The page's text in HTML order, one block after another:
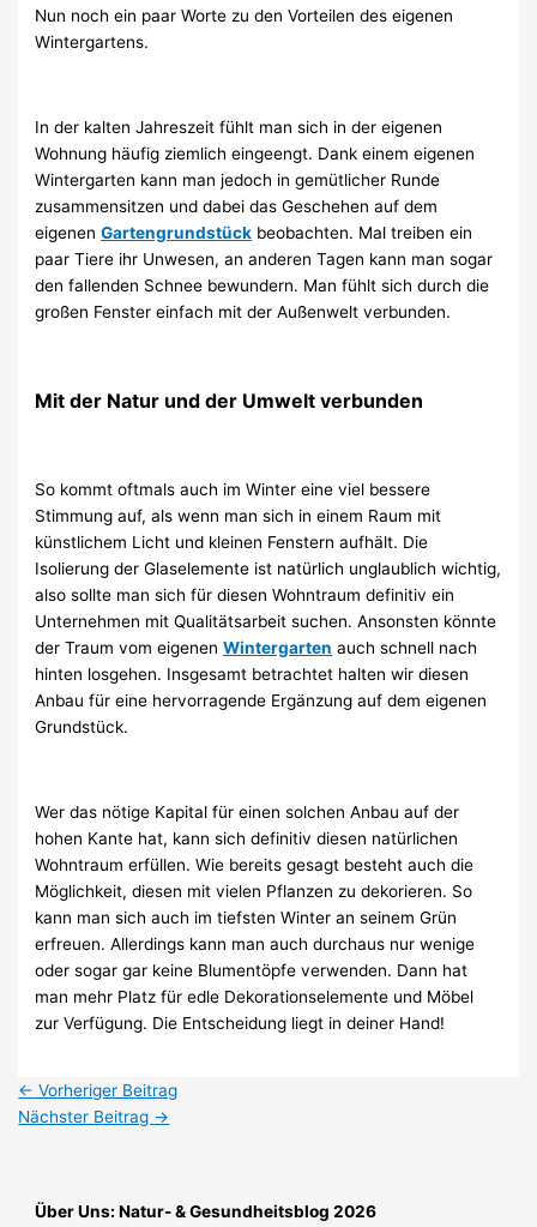
Nun noch ein paar Worte zu den Vorteilen des eigenen
Wintergartens.
In der kalten Jahreszeit fühlt man sich in der eigenen
Wohnung häufig ziemlich eingeengt. Dank einem eigenen
Wintergarten kann man jedoch in gemütlicher Runde
zusammensitzen und dabei das Geschehen auf dem
eigenenGartengrundstück beobachten. Mal treiben ein
paar Tiere ihr Unwesen, an anderen Tagen kann man sogar
den fallenden Schnee bewundern. Man fühlt sich durch die
großen Fenster einfach mit der Außenwelt verbunden.
Mit der Natur und der Umwelt verbunden
So kommt oftmals auch im Winter eine viel bessere
Stimmung auf, als wenn man sich in einem Raum mit
künstlichem Licht und kleinen Fenstern aufhält. Die
Isolierung der Glaselemente ist natürlich unglaublich wichtig,
also sollte man sich für diesen Wohntraum definitiv ein
Unternehmen mit Qualitätsarbeit suchen. Ansonsten könnte
der Traum vom eigenenWintergarten auch schnell nach
hinten losgehen. Insgesamt betrachtet halten wir diesen
Anbau für eine hervorragende Ergänzung auf dem eigenen
Grundstück.
Wer das nötige Kapital für einen solchen Anbau auf der
hohen Kante hat, kann sich definitiv diesen natürlichen
Wohntraum erfüllen. Wie bereits gesagt besteht auch die
Möglichkeit, diesen mit vielen Pflanzen zu dekorieren. So
kann man sich auch im tiefsten Winter an seinem Grün
erfreuen. Allerdings kann man auch durchaus nur wenige
oder sogar gar keine Blumentöpfe verwenden. Dann hat
man mehr Platz für edle Dekorationselemente und Möbel
zur Verfügung. Die Entscheidung liegt in deiner Hand!
← Vorheriger Beitrag
Nächster Beitrag →
Über Uns: Natur- & Gesundheitsblog 2026